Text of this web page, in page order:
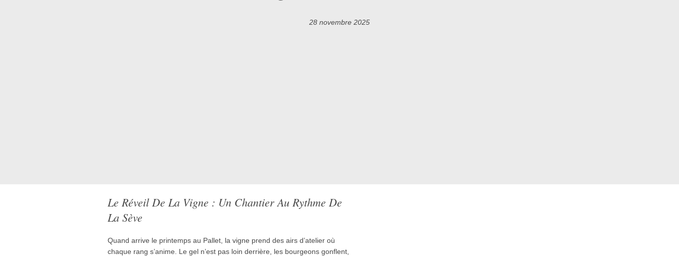
28 novembre 2025
Le Réveil De La Vigne : Un Chantier Au Rythme De
La Sève
Quand arrive le printemps au Pallet, la vigne prend des airs d’atelier où
chaque rang s’anime. Le gel n’est pas loin derrière, les bourgeons gonflent,